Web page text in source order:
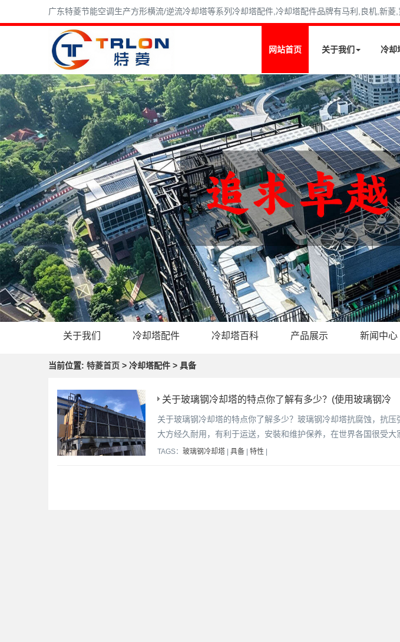
广东特菱节能空调生产方形横流/逆流冷却塔等系列冷却塔配件,冷却塔配件品牌有马利,良机,新
网站首页 关于我们 冷却
关于我们 冷却塔配件 冷却塔百科 产品展示 新闻中心
当前位置: 特菱首页 > 冷却塔配件 > 具备
关于玻璃钢冷却塔的特点你了解有多少？(使用玻璃钢冷
关于玻璃钢冷却塔的特点你了解多少？玻璃钢冷却塔抗腐蚀，抗
大方经久耐用，有利于运送，安裝和维护保养，在世界各国很受
TAGS： 玻璃钢冷却塔 | 具备 | 特性 |